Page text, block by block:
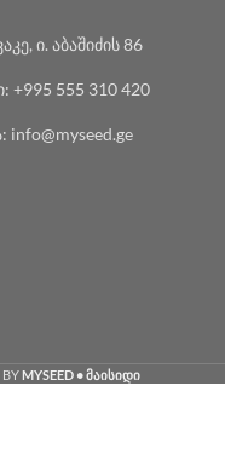
ი. აბაშიძის 86
555 310 420
BYMYSEED • მაისიდი